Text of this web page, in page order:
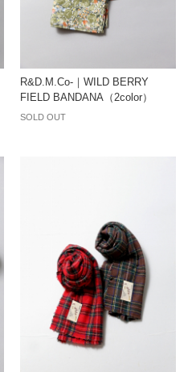
R&D.M.Co-｜WILD BERRY
FIELD BANDANA（2color）
SOLD OUT